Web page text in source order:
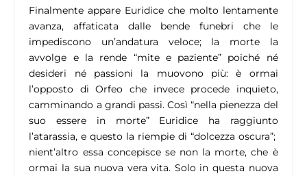
Finalmente appare Euridice che molto lentamente
avanza, affaticata dalle bende funebri che le
impediscono un’andatura veloce; la morte la
avvolge e la rende “mite e paziente” poiché né
desideri né passioni la muovono più: è ormai
l’opposto di Orfeo che invece procede inquieto,
camminando a grandi passi. Così “nella pienezza del
suo essere in morte” Euridice ha raggiunto
l’atarassia, e questo la riempie di “dolcezza oscura”;
nient’altro essa concepisce se non la morte, che è
ormai la sua nuova vera vita. Solo in questa nuova